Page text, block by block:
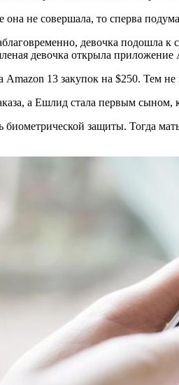
не совершала, то сперва
девочка
девочка открыла приложение
13 закупок на $250. Тем не
а Ешлид стала первым
защиты. Тогда